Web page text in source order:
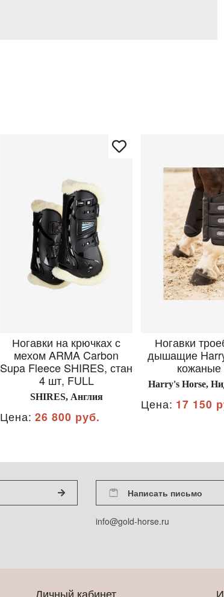
Ногавки на крючках с
мехом ARMA Carbon
Supa Fleece SHIRES, стан
4 шт, FULL
SHIRES, Англия
Цена: 26 800 руб.
Ногавки
дышащие
кожаные
Harry's Horse,
Цена: 17 150
Написать письмо
info@gold-horse.ru
Личный кабинет